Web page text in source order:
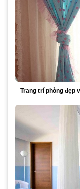
Trang trí phòng đẹp